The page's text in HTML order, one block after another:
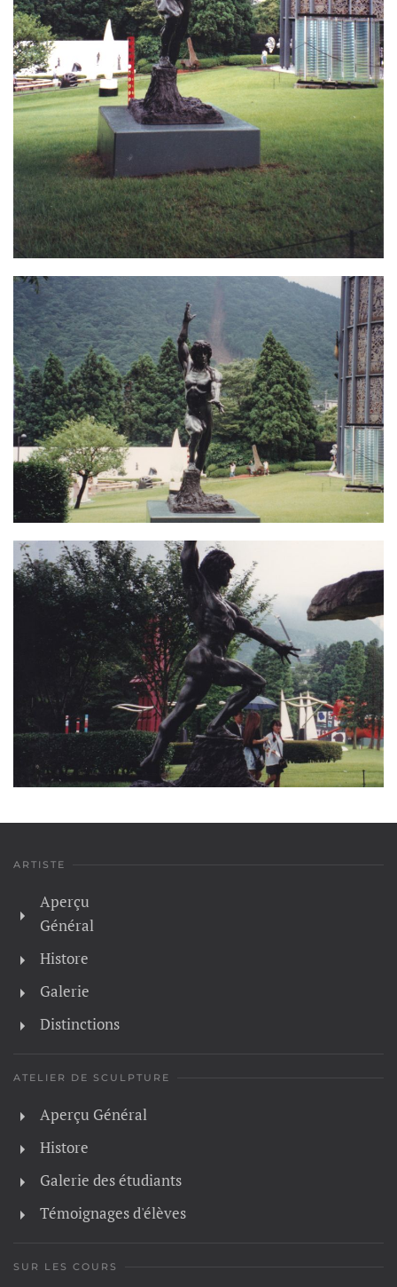
ARTISTE
Aperçu
Général
Histore
Galerie
Distinctions
ATELIER DE SCULPTURE
Aperçu Général
Histore
Galerie des étudiants
Témoignages d'élèves
SUR LES COURS